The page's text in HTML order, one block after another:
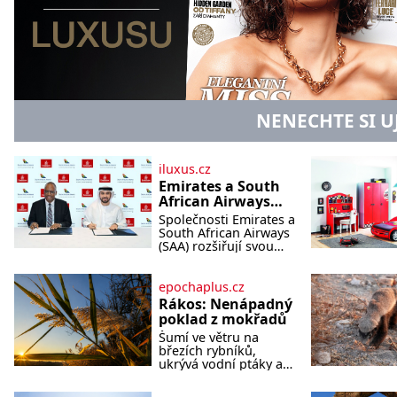
NENECHTE SI
iluxus.cz
Emirates a South
African Airways
rozšiřují
partnerství.
Cestujícím nově
jižní a střední
Africe
Společnosti Emirates a
South African Airways
(SAA) rozšiřují svou
spolupráci. Nová
reciproční dohoda
zpřístupní cestujícím
devět dalších destinací
v jižní a střední Africe
a u
epochaplus.cz
Rákos: Nenápadný
poklad z mokřadů
Šumí ve větru na
březích rybníků,
ukrývá vodní ptáky a